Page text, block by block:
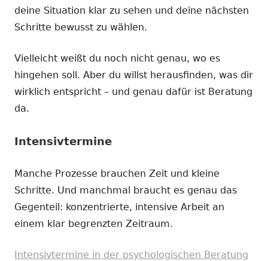
deine Situation klar zu sehen und deine nächsten
Schritte bewusst zu wählen.
Vielleicht weißt du noch nicht genau, wo es
hingehen soll. Aber du willst herausfinden, was dir
wirklich entspricht – und genau dafür ist Beratung
da.
Intensivtermine
Manche Prozesse brauchen Zeit und kleine
Schritte. Und manchmal braucht es genau das
Gegenteil: konzentrierte, intensive Arbeit an
einem klar begrenzten Zeitraum.
Intensivtermine in der psychologischen Beratung